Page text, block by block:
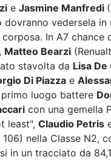
e Jasmine Manfredi
dovranno vedersela in
In A7 chance
Matteo Bearzi
stavolta da Lisa De
Di Piazza e
luogo battere
con una gemella
least", Claudio Petris
106) nella Classe N2,
in un tracciato da